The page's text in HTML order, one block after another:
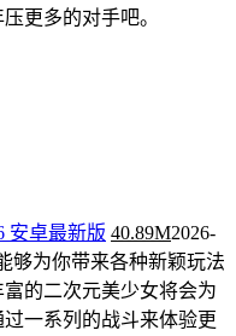
更多的对手吧。
安卓最新版 40.89M2026-
够为你带来各种新颖玩法
的二次元美少女将会为
一系列的战斗来体验更